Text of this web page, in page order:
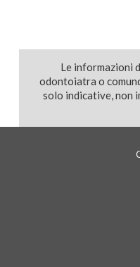
Le informazioni
odontoiatra o
solo indicative, non